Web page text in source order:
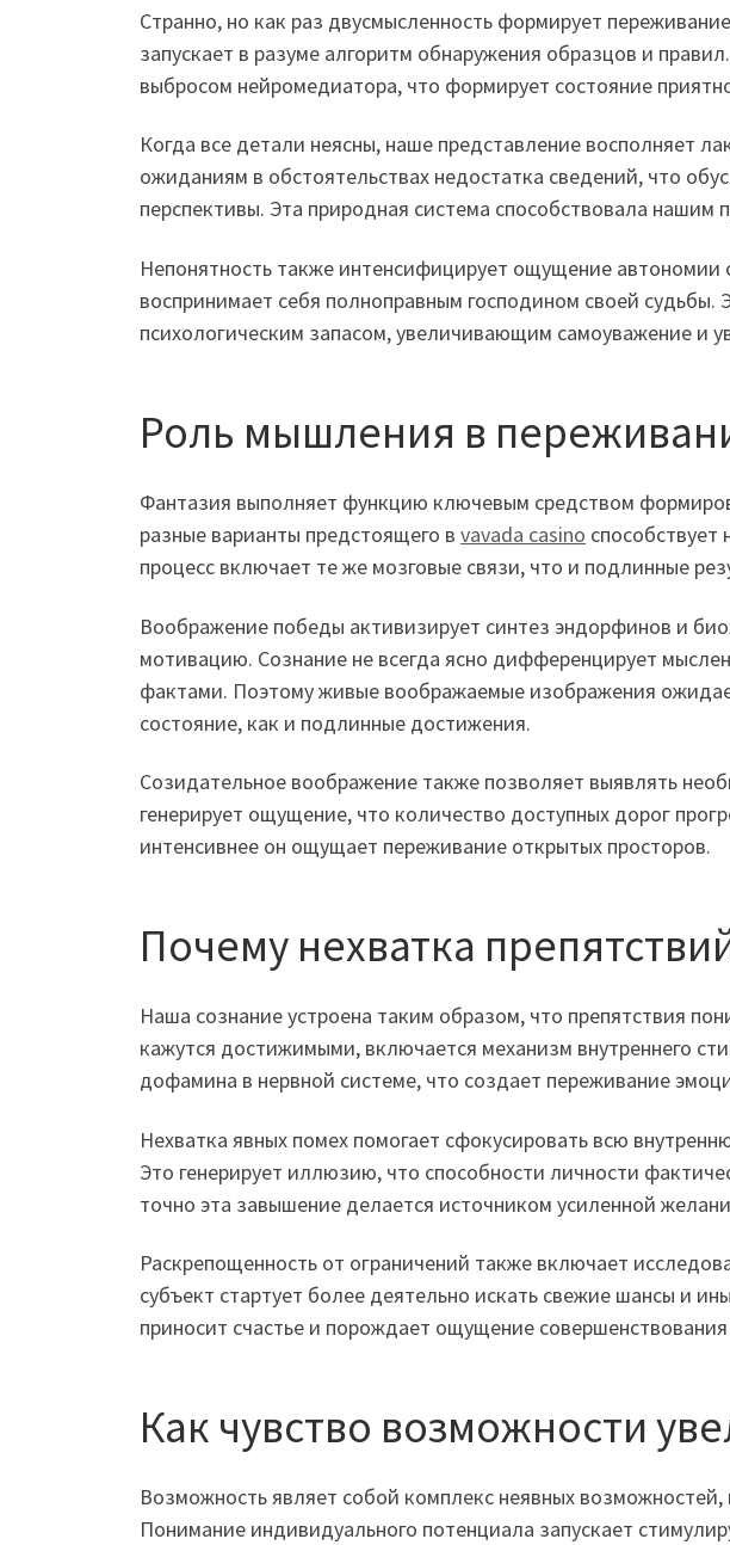
Странно, но как раз двусмысленность формирует
запускает в разуме алгоритм обнаружения образцов и
выбросом нейромедиатора, что формирует состояние
Когда все детали неясны, наше представление восполняет
ожиданиям в обстоятельствах недостатка сведений, что
перспективы. Эта природная система способствовала нашим
Непонятность также интенсифицирует ощущение автономии
воспринимает себя полноправным господином своей
психологическим запасом, увеличивающим самоуважение и
Роль мышления в
Фантазия выполняет функцию ключевым средством
разные варианты предстоящего в vavada casino
процесс включает те же мозговые связи, что и подлинные
Воображение победы активизирует синтез эндорфинов и
мотивацию. Сознание не всегда ясно дифференцирует
фактами. Поэтому живые воображаемые изображения
состояние, как и подлинные достижения.
Созидательное воображение также позволяет выявлять
генерирует ощущение, что количество доступных дорог
интенсивнее он ощущает переживание открытых просторов.
Почему нехватка
Наша сознание устроена таким образом, что препятствия
кажутся достижимыми, включается механизм внутреннего
дофамина в нервной системе, что создает переживание
Нехватка явных помех помогает сфокусировать всю
Это генерирует иллюзию, что способности личности
точно эта завышение делается источником усиленной
Раскрепощенность от ограничений также включает
субъект стартует более деятельно искать свежие шансы и
приносит счастье и порождает ощущение
Как чувство возможности
Возможность являет собой комплекс неявных
Понимание индивидуального потенциала запускает